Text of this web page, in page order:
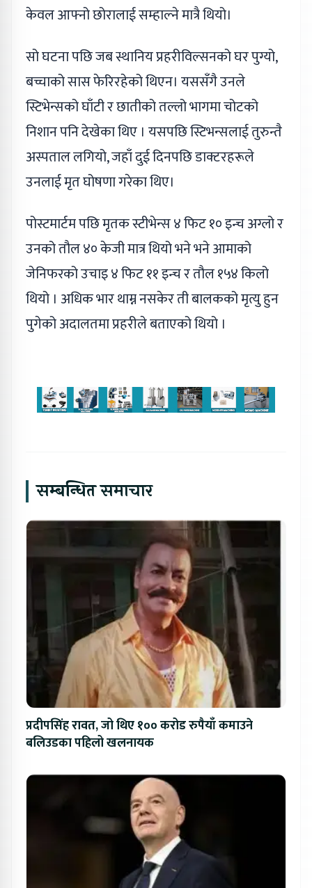
केवल आफ्नो छोरालाई सम्हाल्ने मात्रै थियो।
सो घटना पछि जब स्थानिय प्रहरीविल्सनको घर पुग्यो,
बच्चाको सास फेरिरहेको थिएन। यससँगै उनले
स्टिभेन्सको घाँटी र छातीको तल्लो भागमा चोटको
निशान पनि देखेका थिए । यसपछि स्टिभन्सलाई तुरुन्तै
अस्पताल लगियो, जहाँ दुई दिनपछि डाक्टरहरूले
उनलाई मृत घोषणा गरेका थिए।
पोस्टमार्टम पछि मृतक स्टीभेन्स ४ फिट १० इन्च अग्लो र
उनको तौल ४० केजी मात्र थियो भने भने आमाको
जेनिफरको उचाइ ४ फिट ११ इन्च र तौल १५४ किलो
थियो । अधिक भार थाम्न नसकेर ती बालकको मृत्यु हुन
पुगेको अदालतमा प्रहरीले बताएको थियो ।
सम्बन्धित समाचार
प्रदीपसिंह रावत, जो थिए १०० करोड रुपैयाँ कमाउने
बलिउडका पहिलो खलनायक